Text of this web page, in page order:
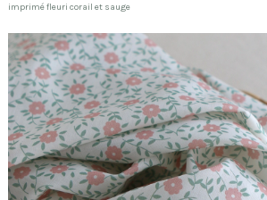
imprimé fleuri corail et sauge